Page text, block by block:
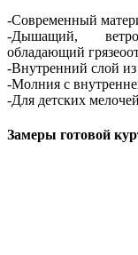
-Современный
-Дышащий,
обладающий
-Внутренний слой
-Молния с
-Для детских
Замеры готовой